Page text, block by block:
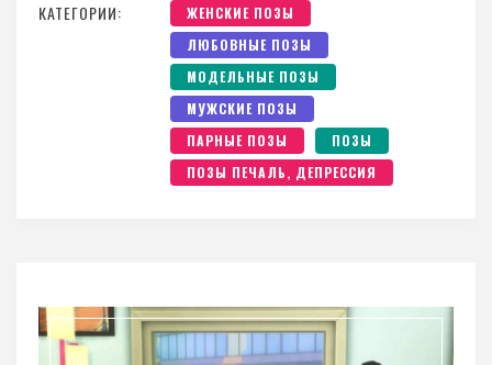
КАТЕГОРИИ:
ЖЕНСКИЕ ПОЗЫ
ЛЮБОВНЫЕ ПОЗЫ
МОДЕЛЬНЫЕ ПОЗЫ
МУЖСКИЕ ПОЗЫ
ПАРНЫЕ ПОЗЫ
ПОЗЫ
ПОЗЫ ПЕЧАЛЬ, ДЕПРЕССИЯ